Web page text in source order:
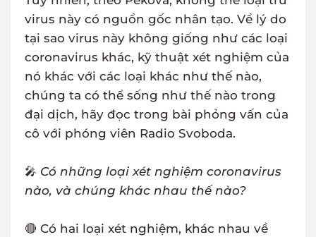
virus này có nguồn gốc nhân tạo. Về lý do
tại sao virus này không giống như các loại
coronavirus khác, kỹ thuật xét nghiệm của
nó khác với các loại khác như thế nào,
chúng ta có thể sống như thế nào trong
đại dịch, hãy đọc trong bài phỏng vấn của
cô với phóng viên Radio Svoboda.
🎤 Có những loại xét nghiệm coronavirus
nào, và chúng khác nhau thế nào?
🔴 Có hai loại xét nghiệm, khác nhau về